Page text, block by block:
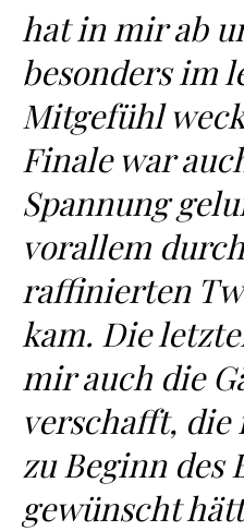
hat in mir ab
besonders im
Mitgefühl
Finale war
Spannung
vorallem
raffinierten
kam. Die
mir auch die
verschafft,
zu Beginn des
gewünscht